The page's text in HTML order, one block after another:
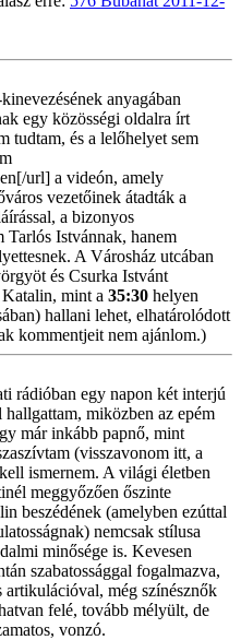
anyagában
egy közösségi oldalra írt
tudtam, és a lelőhelyet sem
url] a videón, amely
vezetőinek átadták a
a bizonyos
Tarlós Istvánnak, hanem
A Városház utcában
és Csurka Istvánt
mint a 35:30 helyen
hallani lehet, elhatárolódott
kommentjeit nem ajánlom.)
rádióban egy napon két interjú
miközben az epém
már inkább papnő, mint
(visszavonom itt, a
ismernem. A világi életben
meggyőzően őszinte
beszédének (amelyben ezúttal
nemcsak stílusa
minősége is. Kevesen
szabatossággal fogalmazva,
artikulációval, még színésznők
felé, tovább mélyült, de
vonzó.